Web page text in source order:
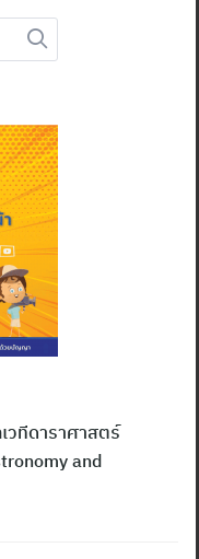
วทีดาราศาสตร์
and